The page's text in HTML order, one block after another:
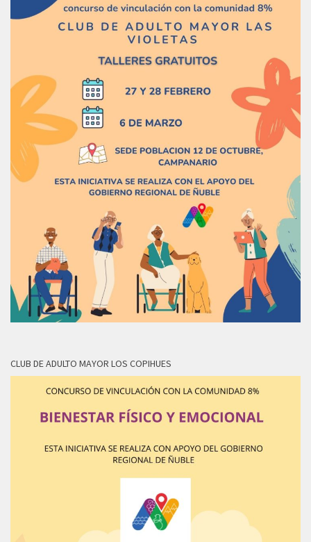
CLUB DE ADULTO MAYOR LOS COPIHUES